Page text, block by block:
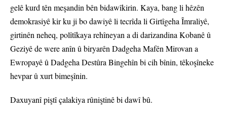
gelê kurd tên meşandin bên bidawîkirin. Kaya, bang li hêzên
demokrasiyê kir ku ji bo dawiyê li tecrîda li Girtîgeha Îmraliyê,
girtinên neheq, polîtîkaya rehîneyan a di darizandina Kobanê û
Geziyê de were anîn û biryarên Dadgeha Mafên Mirovan a
Ewropayê û Dadgeha Destûra Bingehîn bi cih bînin, têkoşîneke
hevpar û xurt bimeşînin.
Daxuyanî piştî çalakiya rûniştinê bi dawî bû.